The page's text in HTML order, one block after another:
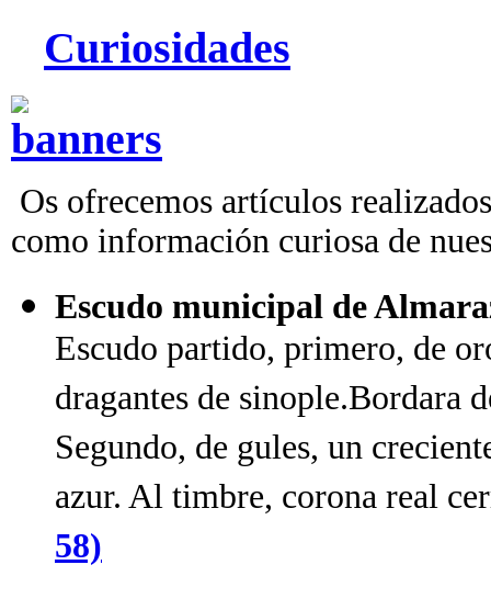
Curiosidades
Os ofrecemos artículos
como información curiosa de
Escudo municipal de
Escudo partido, primero, de
dragantes de sinople.Bordara
Segundo, de gules, un
azur. Al timbre, corona real
58)